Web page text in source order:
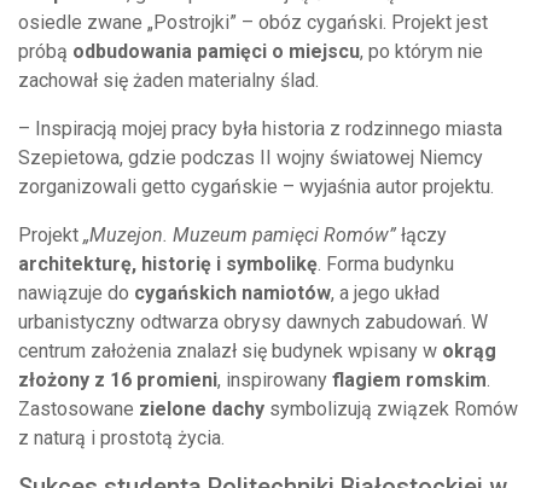
osiedle zwane „Postrojki” – obóz cygański. Projekt jest
próbą odbudowania pamięci o miejscu, po którym nie
zachował się żaden materialny ślad.
– Inspiracją mojej pracy była historia z rodzinnego miasta
Szepietowa, gdzie podczas II wojny światowej Niemcy
zorganizowali getto cygańskie – wyjaśnia autor projektu.
Projekt „Muzejon. Muzeum pamięci Romów” łączy
architekturę, historię i symbolikę . Forma budynku
nawiązuje do cygańskich namiotów, a jego układ
urbanistyczny odtwarza obrysy dawnych zabudowań. W
centrum założenia znalazł się budynek wpisany w okrąg
złożony z 16 promieni, inspirowany flagiem romskim
Zastosowane zielone dachy symbolizują związek Romów
z naturą i prostotą życia.